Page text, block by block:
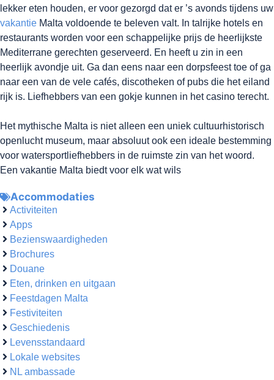
lekker eten houden, er voor gezorgd dat er ’s avonds tijdens uw
vakantie Malta voldoende te beleven valt. In talrijke hotels en
restaurants worden voor een schappelijke prijs de heerlijkste
Mediterrane gerechten geserveerd. En heeft u zin in een
heerlijk avondje uit. Ga dan eens naar een dorpsfeest toe of ga
naar een van de vele cafés, discotheken of pubs die het eiland
rijk is. Liefhebbers van een gokje kunnen in het casino terecht.
Het mythische Malta is niet alleen een uniek cultuurhistorisch
openlucht museum, maar absoluut ook een ideale bestemming
voor watersportliefhebbers in de ruimste zin van het woord.
Een vakantie Malta biedt voor elk wat wils
Accommodaties
Activiteiten
Apps
Bezienswaardigheden
Brochures
Douane
Eten, drinken en uitgaan
Feestdagen Malta
Festiviteiten
Geschiedenis
Levensstandaard
Lokale websites
NL ambassade